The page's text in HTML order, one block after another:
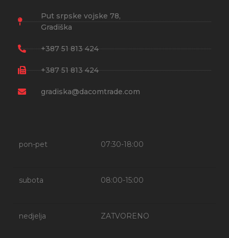
Put srpske vojske 78,
Gradiška
+387 51 813 424
+387 51 813 424
gradiska@dacomtrade.com
pon-pet 07:30-18:00
subota 08:00-15:00
nedjelja ZATVORENO